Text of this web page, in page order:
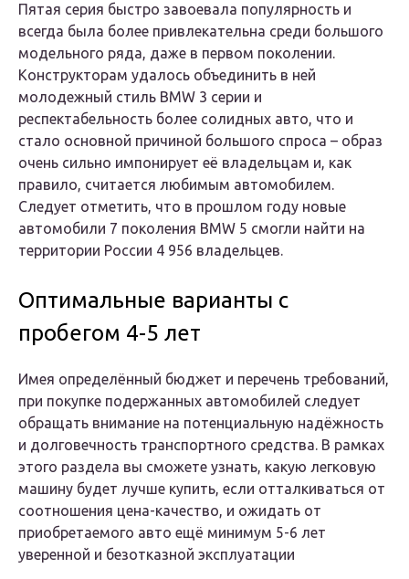
Пятая серия быстро завоевала популярность и
всегда была более привлекательна среди большого
модельного ряда, даже в первом поколении.
Конструкторам удалось объединить в ней
молодежный стиль BMW 3 серии и
респектабельность более солидных авто, что и
стало основной причиной большого спроса – образ
очень сильно импонирует её владельцам и, как
правило, считается любимым автомобилем.
Следует отметить, что в прошлом году новые
автомобили 7 поколения BMW 5 смогли найти на
территории России 4 956 владельцев.
Оптимальные варианты с
пробегом 4-5 лет
Имея определённый бюджет и перечень требований,
при покупке подержанных автомобилей следует
обращать внимание на потенциальную надёжность
и долговечность транспортного средства. В рамках
этого раздела вы сможете узнать, какую легковую
машину будет лучше купить, если отталкиваться от
соотношения цена-качество, и ожидать от
приобретаемого авто ещё минимум 5-6 лет
уверенной и безотказной эксплуатации